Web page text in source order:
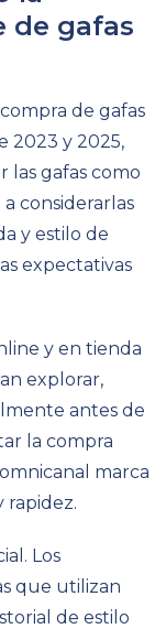
de gafas
de gafas
2023 y 2025,
las gafas como
considerarlas
y estilo de
expectativas
y en tienda
explorar,
antes de
la compra
marca
rapidez.
Los
que utilizan
de estilo